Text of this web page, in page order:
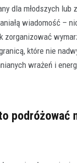
dla młodszych lub
wiadomość –
zorganizować
które nie
wrażeń i
podróżować